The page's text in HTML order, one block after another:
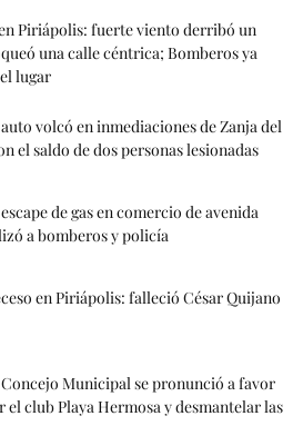
Piriápolis: fuerte viento derribó un
una calle céntrica; Bomberos ya
lugar
volcó en inmediaciones de Zanja del
el saldo de dos personas lesionadas
de gas en comercio de avenida
a bomberos y policía
en Piriápolis: falleció César Quijano
Municipal se pronunció a favor
el club Playa Hermosa y desmantelar las